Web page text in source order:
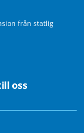
från statlig
oss